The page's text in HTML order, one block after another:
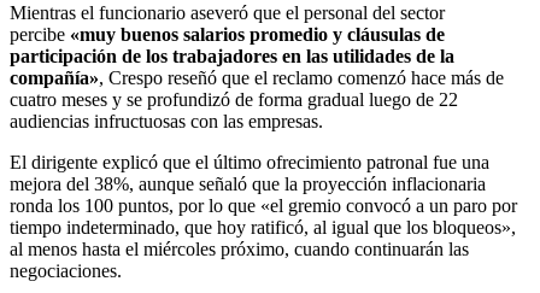
Mientras el funcionario aseveró que el personal del sector
percibe «muy buenos salarios promedio y cláusulas de
participación de los trabajadores en las utilidades de la
compañía», Crespo reseñó que el reclamo comenzó hace más de
cuatro meses y se profundizó de forma gradual luego de 22
audiencias infructuosas con las empresas.
El dirigente explicó que el último ofrecimiento patronal fue una
mejora del 38%, aunque señaló que la proyección inflacionaria
ronda los 100 puntos, por lo que «el gremio convocó a un paro por
tiempo indeterminado, que hoy ratificó, al igual que los bloqueos»,
al menos hasta el miércoles próximo, cuando continuarán las
negociaciones.